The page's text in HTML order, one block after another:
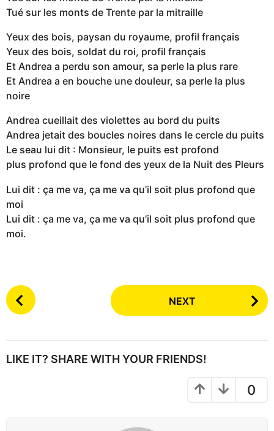
Tué sur les monts de Trente par la mitraille
Yeux des bois, paysan du royaume, profil français
Yeux des bois, soldat du roi, profil français
Et Andrea a perdu son amour, sa perle la plus rare
Et Andrea a en bouche une douleur, sa perle la plus
noire
Andrea cueillait des violettes au bord du puits
Andrea jetait des boucles noires dans le cercle du puits
Le seau lui dit : Monsieur, le puits est profond
plus profond que le fond des yeux de la Nuit des Pleurs
Lui dit : ça me va, ça me va qu’il soit plus profond que
moi
Lui dit : ça me va, ça me va qu’il soit plus profond que
moi.
P
o
P
NEXT
LIKE IT? SHARE WITH YOUR FRIENDS!
0